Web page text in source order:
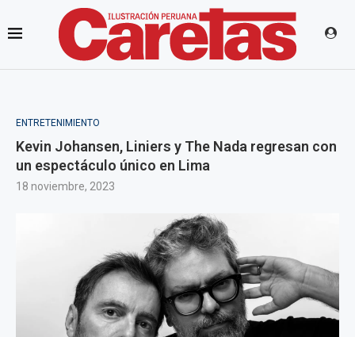
ENTRETENIMIENTO
Kevin Johansen, Liniers y The Nada regresan con
un espectáculo único en Lima
18 noviembre, 2023